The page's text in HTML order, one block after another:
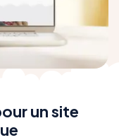
un site